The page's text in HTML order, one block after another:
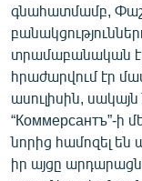
գնահատմամբ,
տրամաբանական
հրաժարվում էր
ասուլիսին,
“Коммерсантъ”-ի
նորից համոզել են
իր այցը